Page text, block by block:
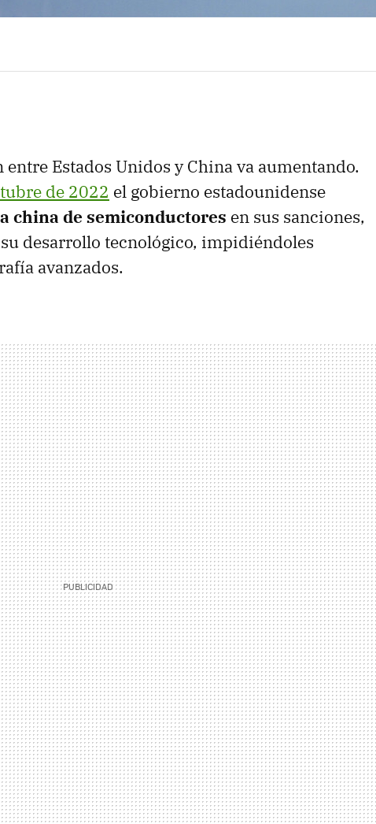
Estados Unidos y China va aumentando.
de 2022 el gobierno estadounidense
china de semiconductores en sus sanciones,
desarrollo tecnológico, impidiéndoles
avanzados.